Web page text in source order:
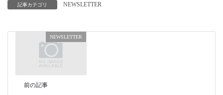
記事カテゴリ NEWSLETTER
NEWSLETTER
前の記事